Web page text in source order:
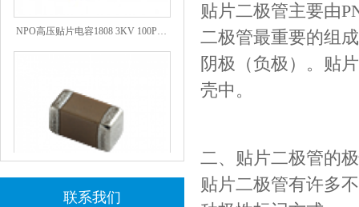
联系我们
贴片二极管主要由
二极管最重要的组
阴极（负极）。贴
壳中。
二、贴片二极管的
贴片二极管有许多